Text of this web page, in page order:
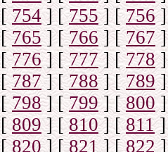
[ 754] [755] [756]
[765] [766] [767]
[776] [777] [778]
[787] [788] [789]
[798] [799] [800]
[809] [810] [811]
[820] [821] [ 822]